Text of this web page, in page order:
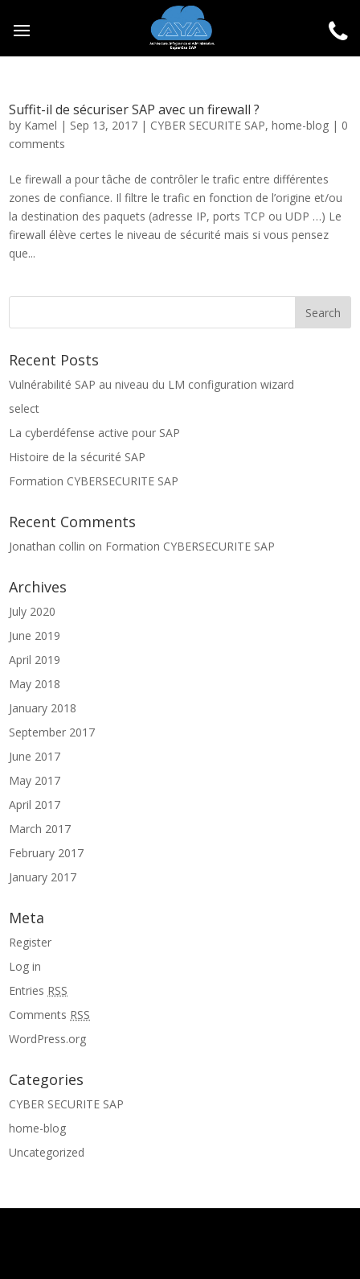
Suffit-il de sécuriser SAP avec un firewall ?
by Kamel | Sep 13, 2017 | CYBER SECURITE SAP,home-blog | 0
comments
Le firewall a pour tâche de contrôler le trafic entre différentes
zones de confiance. Il filtre le trafic en fonction de l’origine et/ou
la destination des paquets (adresse IP, ports TCP ou UDP …) Le
firewall élève certes le niveau de sécurité mais si vous pensez
que...
Recent Posts
Vulnérabilité SAP au niveau du LM configuration wizard
select
La cyberdéfense active pour SAP
Histoire de la sécurité SAP
Formation CYBERSECURITE SAP
Recent Comments
Jonathan collin on Formation CYBERSECURITE SAP
Archives
July 2020
June 2019
April 2019
May 2018
January 2018
September 2017
June 2017
May 2017
April 2017
March 2017
February 2017
January 2017
Meta
Register
Log in
Entries RSS
Comments RSS
WordPress.org
Categories
CYBER SECURITE SAP
home-blog
Uncategorized